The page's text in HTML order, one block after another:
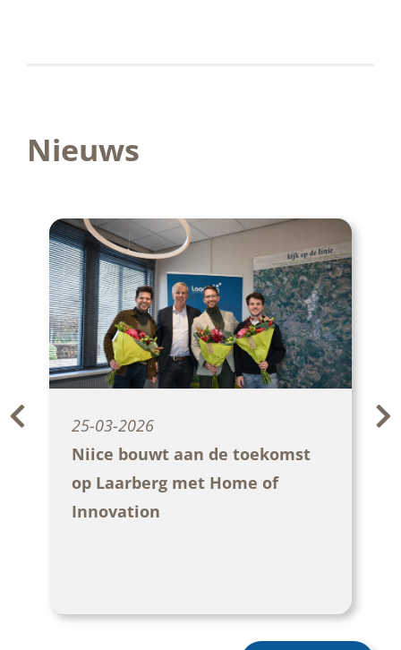
Nieuws
25-03-2026
Niice bouwt aan de toekomst
op Laarberg met Home of
Innovation